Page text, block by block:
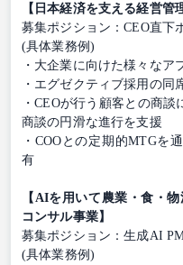
【日本経済を支える経営管
募集ポジション：CEO直下
(具体業務例)
・大企業に向けた様々なア
・エグゼクティブ採用の同
・CEOが行う顧客との商
商談の円滑な進行を支援
・COOとの定期的MTGを
有
【AIを用いて農業・食・
コンサル事業】
募集ポジション：生成AI
(具体業務例)